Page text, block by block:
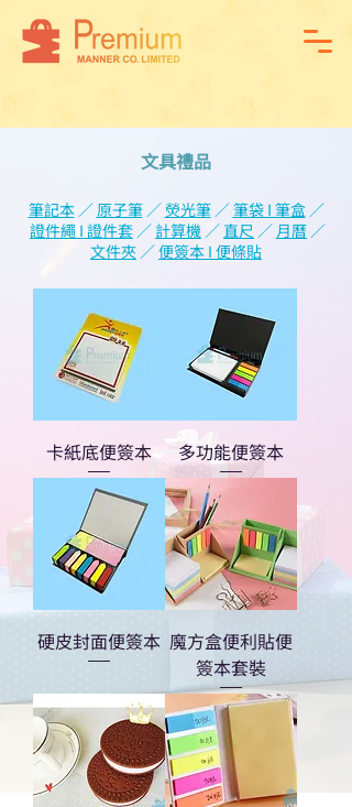
文具禮品
筆記本／原子筆／熒光筆／筆袋 I 筆盒 ／
證件繩 I 證件套 ／ 計算機 ／直尺 ／ 月曆 ／
文件夾 ／便簽本 I 便條貼
卡紙底便簽本 多功能便簽本
硬皮封面便簽本 魔方盒便利貼便
簽本套裝